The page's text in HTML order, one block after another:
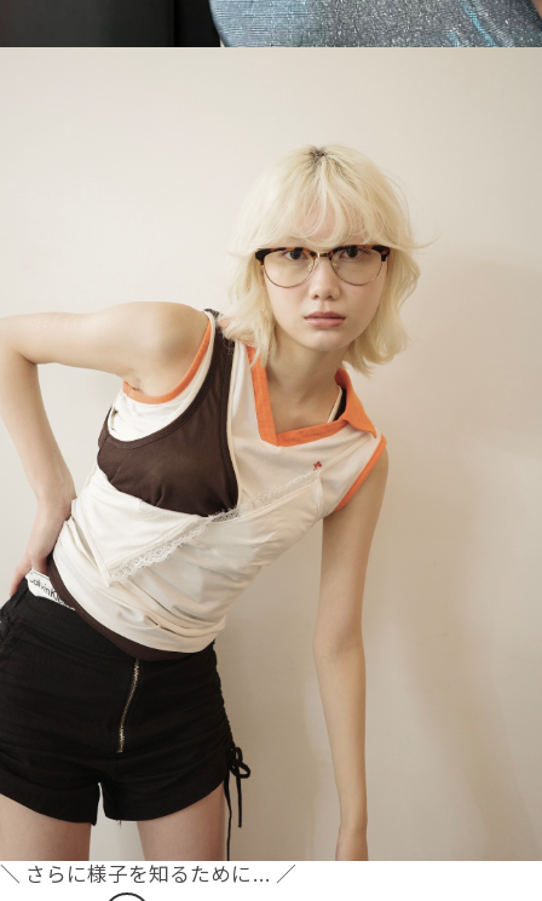
＼ さらに様子を知るために… ／